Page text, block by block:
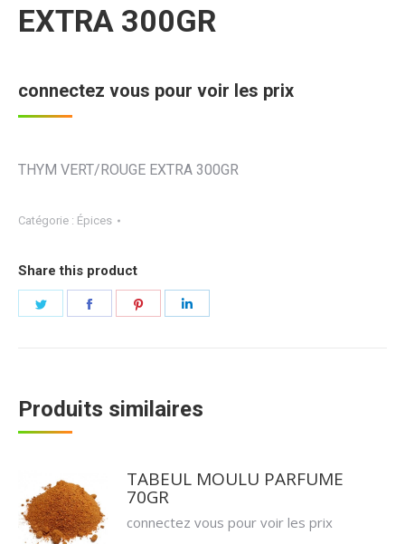
EXTRA 300GR
connectez vous pour voir les prix
THYM VERT/ROUGE EXTRA 300GR
Catégorie : Épices
Share this product
Partager
Partager Partager
Produits similaires
TABEUL MOULU PARFUME
70GR
connectez vous pour voir les prix